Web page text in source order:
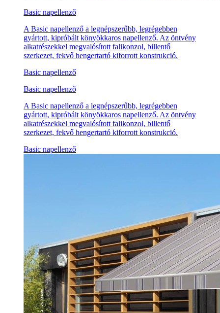
Basic napellenző
A Basic napellenző a legnépszerűbb, legrégebben
gyártott, kipróbált könyökkaros napellenző. Az öntvény
alkatrészekkel megvalósított falikonzol, billentő
szerkezet, fekvő hengertartó kiforrott konstrukció.
Basic napellenző
Basic napellenző
A Basic napellenző a legnépszerűbb, legrégebben
gyártott, kipróbált könyökkaros napellenző. Az öntvény
alkatrészekkel megvalósított falikonzol, billentő
szerkezet, fekvő hengertartó kiforrott konstrukció.
Basic napellenző